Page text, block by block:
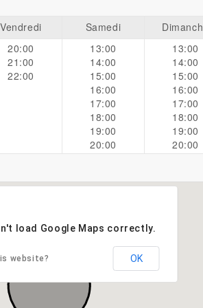
Vendredi Samedi
20:00
21:00
22:00
13:00
14:00
15:00
16:00
17:00
18:00
19:00
20:00
13:00
14:00
15:00
16:00
17:00
18:00
19:00
20:00
load Google Maps correctly.
website? OK